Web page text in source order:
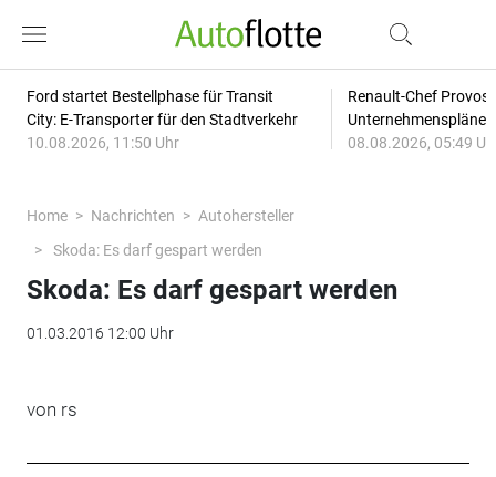
Ford startet Bestellphase für Transit
City: E-Transporter für den Stadtverkehr
10.08.2026, 11:50 Uhr
Renault-Chef
08.08.2026, 05:49
Home Nachrichten
Autohersteller
Skoda: Es darf gespart werden
Skoda: Es darf gespart werden
01.03.2016 12:00 Uhr
von rs